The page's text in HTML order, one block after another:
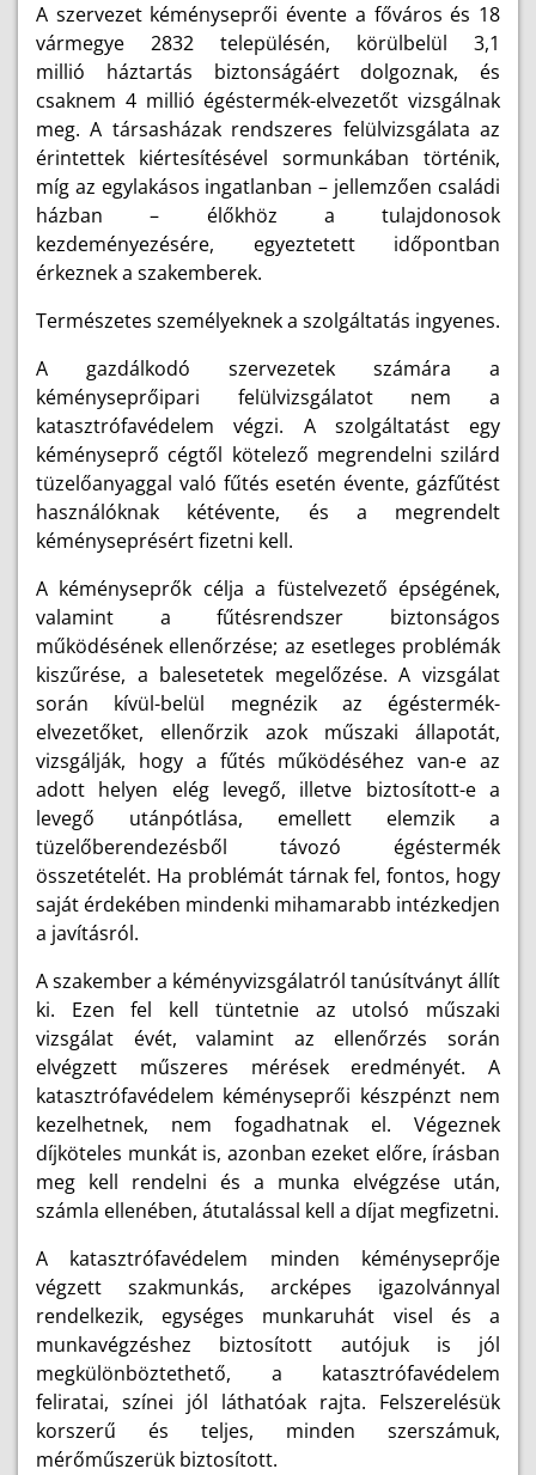
A szervezet kéményseprői évente a főváros és 18
vármegye 2832 településén, körülbelül 3,1
millió háztartás biztonságáért dolgoznak, és
csaknem 4 millió égéstermék-elvezetőt vizsgálnak
meg. A társasházak rendszeres felülvizsgálata az
érintettek kiértesítésével sormunkában történik,
míg az egylakásos ingatlanban – jellemzően családi
házban – élőkhöz a tulajdonosok
kezdeményezésére, egyeztetett időpontban
érkeznek a szakemberek.
Természetes személyeknek a szolgáltatás ingyenes.
A gazdálkodó szervezetek számára a
kéményseprőipari felülvizsgálatot nem a
katasztrófavédelem végzi. A szolgáltatást egy
kéményseprő cégtől kötelező megrendelni szilárd
tüzelőanyaggal való fűtés esetén évente, gázfűtést
használóknak kétévente, és a megrendelt
kéményseprésért fizetni kell.
A kéményseprők célja a füstelvezető épségének,
valamint a fűtésrendszer biztonságos
működésének ellenőrzése; az esetleges problémák
kiszűrése, a balesetetek megelőzése. A vizsgálat
során kívül-belül megnézik az égéstermék-
elvezetőket, ellenőrzik azok műszaki állapotát,
vizsgálják, hogy a fűtés működéséhez van-e az
adott helyen elég levegő, illetve biztosított-e a
levegő utánpótlása, emellett elemzik a
tüzelőberendezésből távozó égéstermék
összetételét. Ha problémát tárnak fel, fontos, hogy
saját érdekében mindenki mihamarabb intézkedjen
a javításról.
A szakember a kéményvizsgálatról tanúsítványt állít
ki. Ezen fel kell tüntetnie az utolsó műszaki
vizsgálat évét, valamint az ellenőrzés során
elvégzett műszeres mérések eredményét. A
katasztrófavédelem kéményseprői készpénzt nem
kezelhetnek, nem fogadhatnak el. Végeznek
díjköteles munkát is, azonban ezeket előre, írásban
meg kell rendelni és a munka elvégzése után,
számla ellenében, átutalással kell a díjat megfizetni.
A katasztrófavédelem minden kéményseprője
végzett szakmunkás, arcképes igazolvánnyal
rendelkezik, egységes munkaruhát visel és a
munkavégzéshez biztosított autójuk is jól
megkülönböztethető, a katasztrófavédelem
feliratai, színei jól láthatóak rajta. Felszerelésük
korszerű és teljes, minden szerszámuk,
mérőműszerük biztosított.